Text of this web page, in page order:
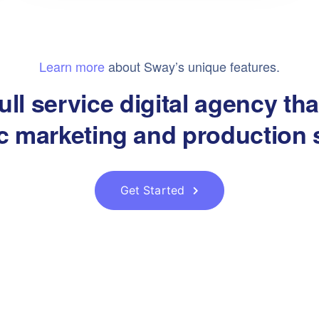
Learn moreabout Sway’s unique features.
service digital agency
marketing and production
Get Started
Gizlilik Politikası
Kullanım Koşulları
Aydınlatma Metni
Web Tasarım ve Yazılım
Dijital Pazarlama
Kurumsal Kimlik